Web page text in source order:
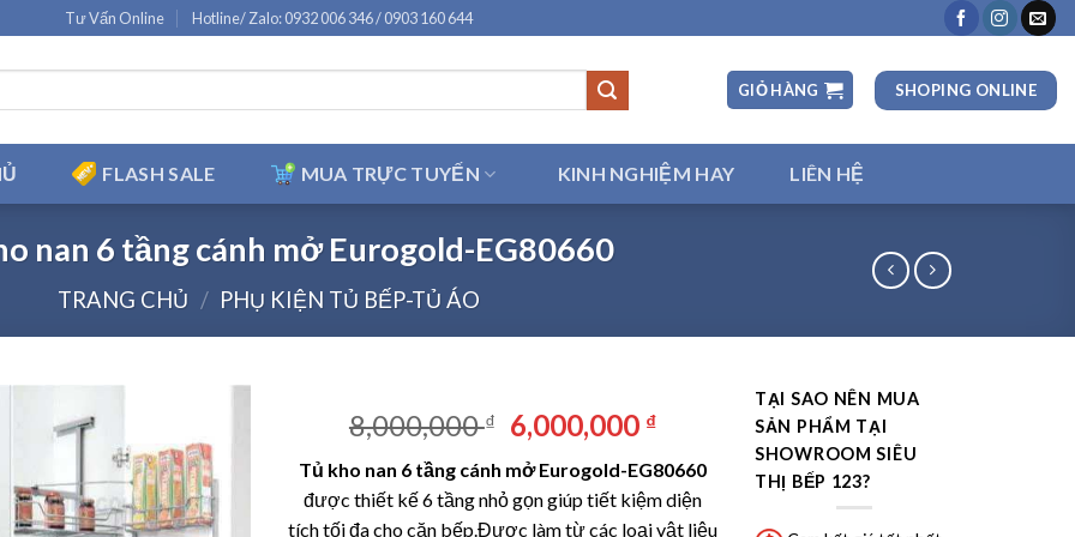
Tư Vấn Online Hotline/ Zalo: 0932 006 346 / 0903 160 644
GIỎ HÀNG SHOPING ONLINE
FLASH SALE MUA TRỰC TUYẾN KINH NGHIỆM HAY LIÊN HỆ
nan 6 tầng cánh mở Eurogold-EG80660
TRANG CHỦ / PHỤ KIỆN TỦ BẾP-TỦ ÁO
8,000,000₫
Giá
gốc
là:
8,000,000 ₫.
6,000,000 ₫Giá
tại
là:
Tủ kho nan 6 tầng cánh mở Eurogold-EG80660
được thiết kế 6 tầng nhỏ gọn giúp tiết kiệm diện
tích tối đa cho căn bếp.Được làm từ các loại vật liệu
TẠI SAO NÊN MUA
SẢN PHẨM TẠI
SHOWROOM SIÊU
THỊ BẾP 123?